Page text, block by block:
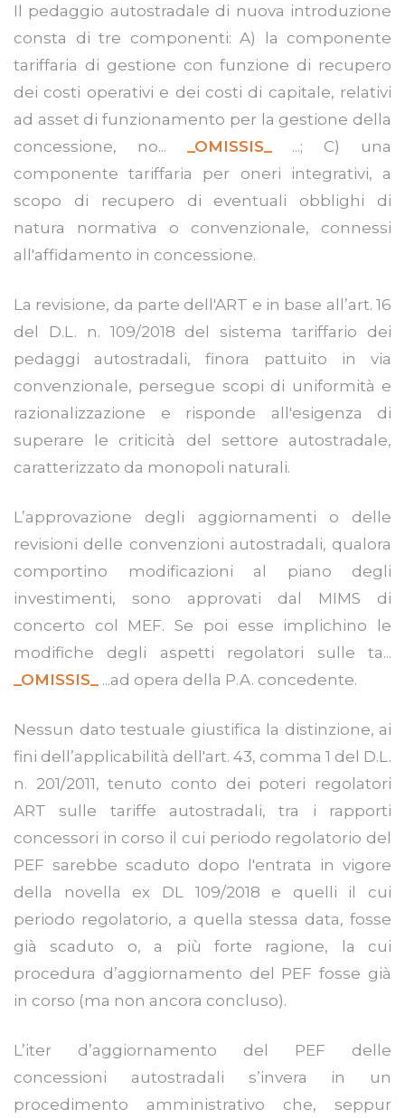
Il pedaggio autostradale di nuova introduzione
consta di tre componenti: A) la componente
tariffaria di gestione con funzione di recupero
dei costi operativi e dei costi di capitale, relativi
ad asset di funzionamento per la gestione della
concessione, no...
_OMISSIS_
...; C) una
componente tariffaria per oneri integrativi, a
scopo di recupero di eventuali obblighi di
natura normativa o convenzionale, connessi
all'affidamento in concessione.
La revisione, da parte dell'ART e in base all’art. 16
del D.L. n. 109/2018 del sistema tariffario dei
pedaggi autostradali, finora pattuito in via
convenzionale, persegue scopi di uniformità e
razionalizzazione e risponde all'esigenza di
superare le criticità del settore autostradale,
caratterizzato da monopoli naturali.
L’approvazione degli aggiornamenti o delle
revisioni delle convenzioni autostradali, qualora
comportino modificazioni al piano degli
investimenti, sono approvati dal MIMS di
concerto col MEF. Se poi esse implichino le
modifiche degli aspetti regolatori sulle ta...
_OMISSIS_
...ad opera della P.A. concedente.
Nessun dato testuale giustifica la distinzione, ai
fini dell’applicabilità dell'art. 43, comma 1 del D.L.
n. 201/2011, tenuto conto dei poteri regolatori
ART sulle tariffe autostradali, tra i rapporti
concessori in corso il cui periodo regolatorio del
PEF sarebbe scaduto dopo l'entrata in vigore
della novella ex DL 109/2018 e quelli il cui
periodo regolatorio, a quella stessa data, fosse
già scaduto o, a più forte ragione, la cui
procedura d’aggiornamento del PEF fosse già
in corso (ma non ancora concluso).
L’iter d’aggiornamento del PEF delle
concessioni autostradali s’invera in un
procedimento amministrativo che, seppur